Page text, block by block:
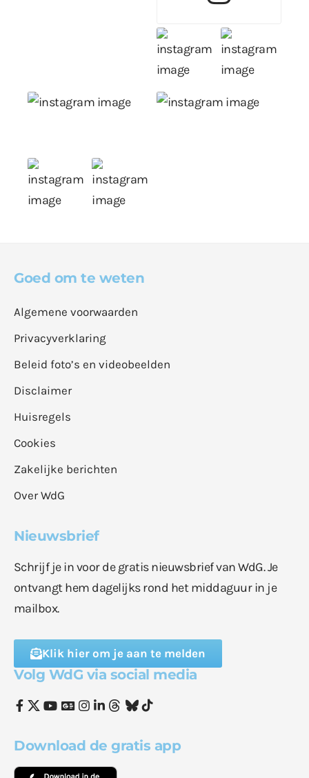
Goed om te weten
Algemene voorwaarden
Privacyverklaring
Beleid foto’s en videobeelden
Disclaimer
Huisregels
Cookies
Zakelijke berichten
Over WdG
Nieuwsbrief
Schrijf je in voor de gratis nieuwsbrief van WdG. Je
ontvangt hem dagelijks rond het middaguur in je
mailbox.
Klik hier om je aan te melden
Volg WdG via social media
Download de gratis app